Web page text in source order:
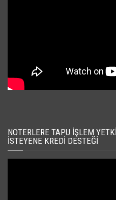
NOTERLERE TAPU İŞLEM
İSTEYENE KREDI DESTEĞI